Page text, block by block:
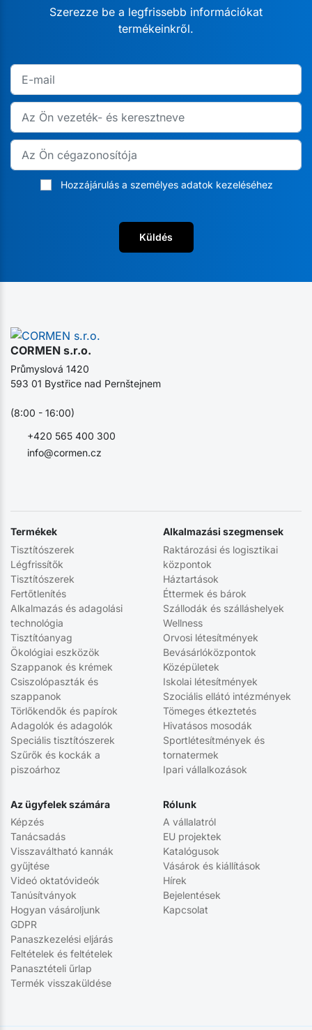
Szerezze be a legfrissebb információkat
termékeinkről.
Hozzájárulás a személyes adatok kezeléséhez
Küldés
CORMEN s.r.o.
info@cormen.cz
+420 565 400 300
Průmyslová 1420
593 01 Bystřice nad Pernštejnem
(8:00 - 16:00)
Termékek
Tisztítószerek
Légfrissítők
Tisztítószerek
Fertőtlenítés
Alkalmazás és adagolási
technológia
Tisztítóanyag
Ökológiai eszközök
Szappanok és krémek
Csiszolópaszták és
szappanok
Törlőkendők és papírok
Adagolók és adagolók
Speciális tisztítószerek
Szűrők és kockák a
piszoárhoz
Alkalmazási szegmensek
Raktározási és logisztikai
központok
Háztartások
Éttermek és bárok
Szállodák és szálláshelyek
Wellness
Orvosi létesítmények
Bevásárlóközpontok
Középületek
Iskolai létesítmények
Szociális ellátó intézmények
Tömeges étkeztetés
Hivatásos mosodák
Sportlétesítmények és
tornatermek
Ipari vállalkozások
Az ügyfelek számára
Képzés
Tanácsadás
Visszaváltható kannák
gyűjtése
Videó oktatóvideók
Tanúsítványok
Hogyan vásároljunk
GDPR
Panaszkezelési eljárás
Feltételek és feltételek
Panasztételi űrlap
Termék visszaküldése
Rólunk
A vállalatról
EU projektek
Katalógusok
Vásárok és kiállítások
Hírek
Bejelentések
Kapcsolat